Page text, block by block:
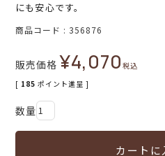
にも安心です。
商品コード 356876
販売価格 ¥4,070税込
[ 185 ポイント進呈 ]
カートに